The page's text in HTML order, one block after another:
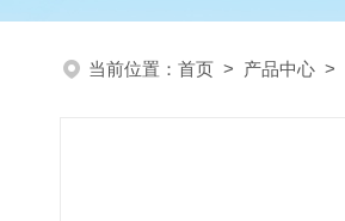
当前位置： 首页 > 产品中心 >